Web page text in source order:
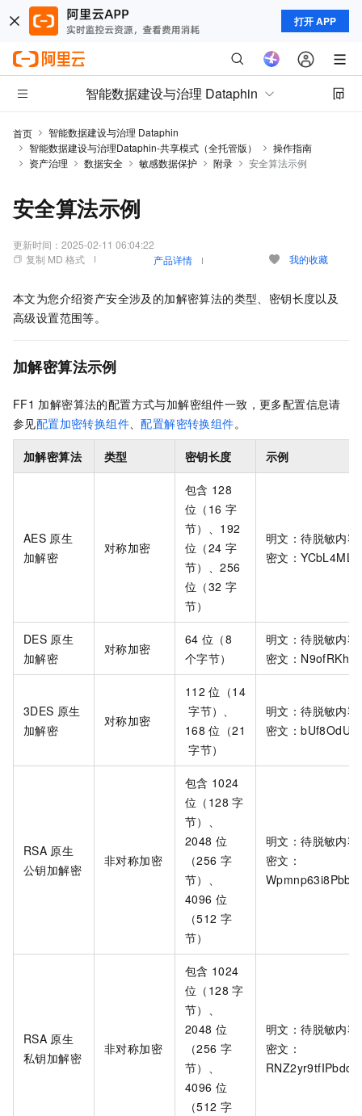
打开 APP
智能数据建设与治理 Dataphin
首页
智能数据建设与治理 Dataphin
智能数据建设与治理Dataphin-共享模式（全托管版）
操作指南
资产治理
数据安全 敏感数据保护 附录 安全算法示例
安全算法示例
更新时间： 2025-02-11 06:04:22
复制 MD 格式
产品详情 我的收藏
本文为您介绍资产安全涉及的加解密算法的类型、密钥长度以及
高级设置范围等。
加解密算法示例
FF1 加解密算法的配置方式与加解密组件一致，更多配置信息请
参见配置加密转换组件、配置解密转换组件。
加解密算法 类型 密钥长度 示例
AES 原生
加解密
对称加密
包含 128
位（16 字
节）、192
位（24 字
节）、256
位（32 字
节）
明文：待脱敏内容
密文：
DES 原生
加解密
对称加密
64 位（8
个字节）
明文：待脱敏内容
密文：
3DES 原生
加解密
对称加密
112 位（14
字节）、
168 位（21
字节）
明文：待脱敏内容
密文：
RSA 原生
公钥加解密
非对称加密
包含 1024
位（128 字
节）、
2048 位
（256 字
节）、
4096 位
（512 字
节）
明文：待脱敏内容
密文：
RSA 原生
私钥加解密
非对称加密
包含 1024
位（128 字
节）、
2048 位
（256 字
节）、
4096 位
（512 字
明文：待脱敏内容
密文：